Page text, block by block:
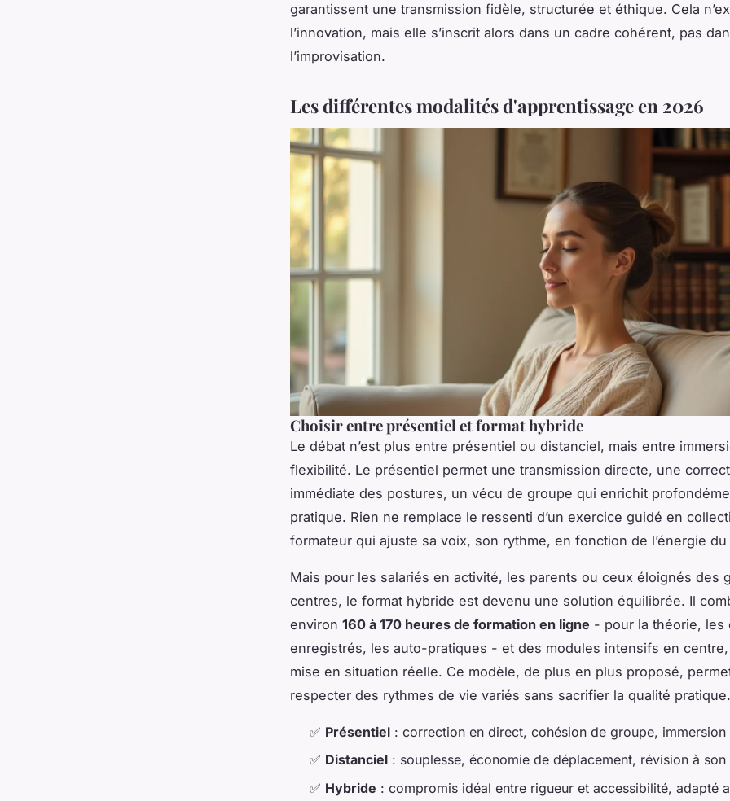
garantissent une transmission fidèle, structurée et éthique. Cela
l’innovation, mais elle s’inscrit alors dans un cadre cohérent, pas
l’improvisation.
Les différentes modalités d'apprentissage en 2026
Choisir entre présentiel et format hybride
Le débat n’est plus entre présentiel ou distanciel, mais entre
flexibilité. Le présentiel permet une transmission directe, une
immédiate des postures, un vécu de groupe qui enrichit
pratique. Rien ne remplace le ressenti d’un exercice guidé en
formateur qui ajuste sa voix, son rythme, en fonction de l’énergie
Mais pour les salariés en activité, les parents ou ceux éloignés des
centres, le format hybride est devenu une solution équilibrée. Il
environ 160 à 170 heures de formation en ligne - pour la théorie, les
enregistrés, les auto-pratiques - et des modules intensifs en
mise en situation réelle. Ce modèle, de plus en plus proposé,
respecter des rythmes de vie variés sans sacrifier la qualité pratique.
✅ Présentiel : correction en direct, cohésion de groupe, immersion
✅ Distanciel : souplesse, économie de déplacement, révision à son
✅ Hybride : compromis idéal entre rigueur et accessibilité, adapté